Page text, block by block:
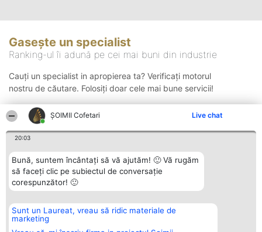
ȘOIMII Cofetari Live chat
20:03
Bună, suntem încântați să vă ajutăm! 🙂 Vă rugăm
să faceți clic pe subiectul de conversație
corespunzător! 🙂
Sunt un Laureat, vreau să ridic materiale de
marketing
Gasește un specialist
Ranking-ul îi adună pe cei mai buni din industrie
Cauți un specialist in apropierea ta? Verificați motorul
nostru de căutare. Folosiți doar cele mai bune servicii!
Organizator Ranking
BRIGHT SOLUTIONS BR SRL
Aleea Timisul De Sus 2 Bl. A30
Plebiscyt
Lista Tuturor
Contact